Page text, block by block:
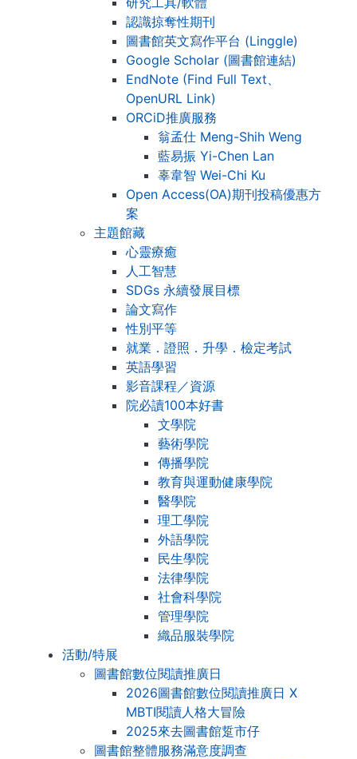
認識掠奪性期刊
圖書館英文寫作平台 (Linggle)
Google Scholar (圖書館連結)
EndNote (Find Full Text、
OpenURL Link)
ORCiD推廣服務
翁孟仕 Meng-Shih Weng
藍易振 Yi-Chen Lan
辜韋智 Wei-Chi Ku
Open Access(OA)期刊投稿優惠方
案
主題館藏
心靈療癒
人工智慧
SDGs 永續發展目標
論文寫作
性別平等
就業．證照．升學．檢定考試
英語學習
影音課程／資源
院必讀100本好書
文學院
藝術學院
傳播學院
教育與運動健康學院
醫學院
理工學院
外語學院
民生學院
法律學院
社會科學院
管理學院
織品服裝學院
活動/特展
圖書館數位閱讀推廣日
2026圖書館數位閱讀推廣日 X
MBTI閱讀人格大冒險
2025來去圖書館踅市仔
圖書館整體服務滿意度調查